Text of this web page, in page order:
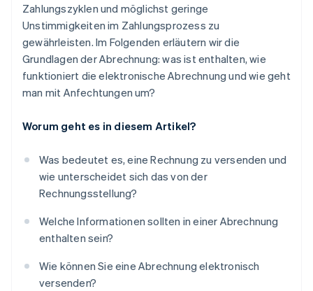
Zahlungszyklen und möglichst geringe
Unstimmigkeiten im Zahlungsprozess zu
gewährleisten. Im Folgenden erläutern wir die
Grundlagen der Abrechnung: was ist enthalten, wie
funktioniert die elektronische Abrechnung und wie geht
man mit Anfechtungen um?
Worum geht es in diesem Artikel?
Was bedeutet es, eine Rechnung zu versenden und
wie unterscheidet sich das von der
Rechnungsstellung?
Welche Informationen sollten in einer Abrechnung
enthalten sein?
Wie können Sie eine Abrechnung elektronisch
versenden?